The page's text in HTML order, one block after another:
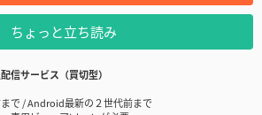
ちょっと立ち読み
信サービス（買切型）
で / Android最新の２世代前まで